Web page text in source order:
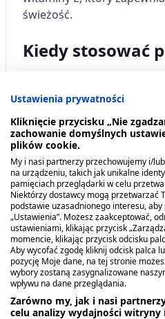
świeżość.
Kiedy stosować
tymczasowego do
Dawkowanie
Sposób użycie:
Dokładnie wyczyść
jamy ustnej.
W krótkich odcinkach
mokrą lub osuszoną
którym będzie ona
Ustawienia prywatności
Kliknięcie przycisku „Nie
zachowanie domyślnych
plików cookie.
My i nasi partnerzy przechowujemy i/
na urządzeniu, takich jak unikalne
pamięciach przeglądarki w celu
Niektórzy dostawcy mogą przetwarzać
podstawie uzasadnionego interesu,
„Ustawienia”. Możesz zaakceptować,
ustawieniami, klikając przycisk
momencie, klikając przycisk odcisku
Aby wycofać zgodę kliknij odcisk palca
pozycję Moje dane, na tej stronie
wybory zostaną zasygnalizowane
wpływu na dane przeglądania.
Zarówno my, jak i nasi
celu analizy wydajności